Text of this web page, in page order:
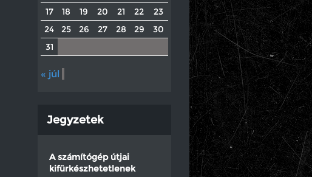
17
18 19 20 21 22
23
24
25 26 27 28 29
30
31
« júl
Jegyzetek
A számítógép útjai
kifürkészhetetlenek